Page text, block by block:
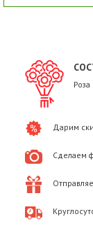
Дарим
Сделаем